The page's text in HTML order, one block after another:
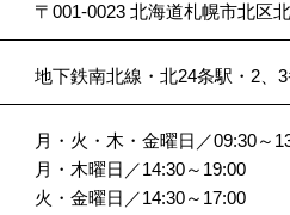
〒001-0023 北海道札幌市北区
地下鉄南北線・北24条駅・2、
月・火・木・金曜日／09:30～
月・木曜日／14:30～19:00
火・金曜日／14:30～17:00